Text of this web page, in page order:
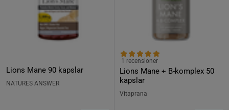
Lions Mane 90 kapslar
NATURES ANSWER
Lions Mane + B-komplex 50
kapslar
1 recensioner
Vitaprana